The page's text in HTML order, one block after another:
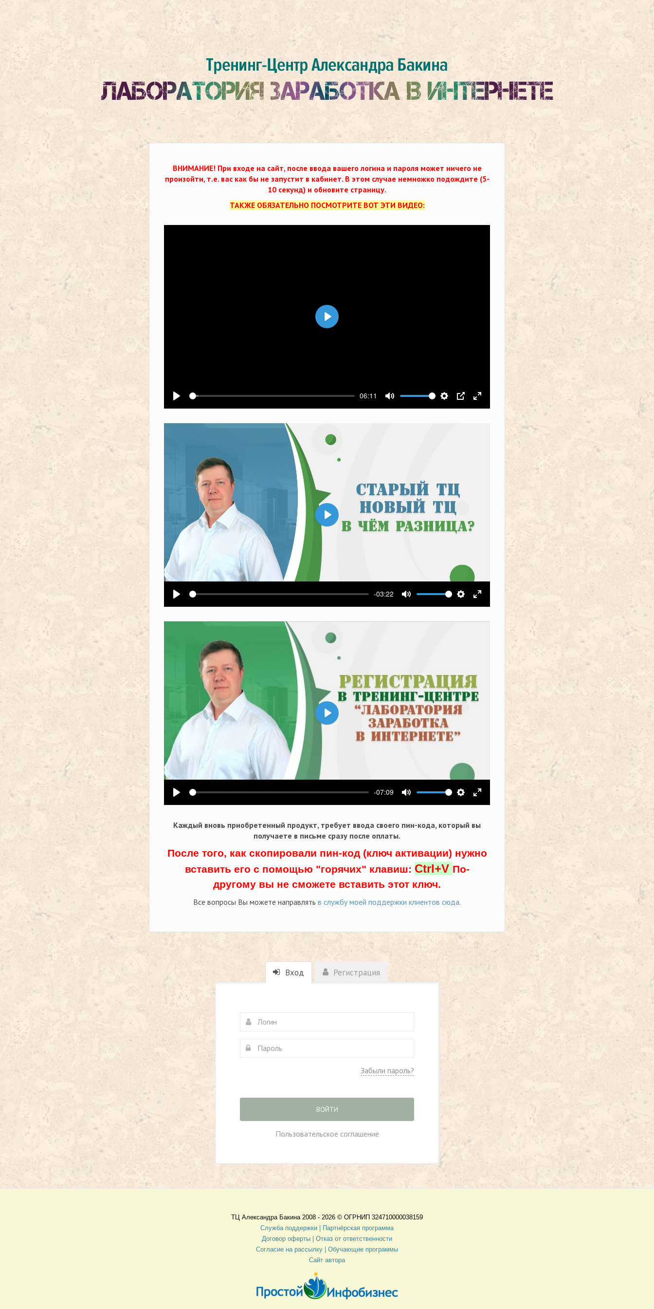
ВНИМАНИЕ! При входе на сайт, после ввода вашего логина и пароля может ничего не
произойти, т.е. вас как бы не запустит в кабинет. В этом случае немножко подождите (5-
10 секунд) и обновите страницу.
ТАКЖЕ ОБЯЗАТЕЛЬНО ПОСМОТРИТЕ ВОТ ЭТИ ВИДЕО:
Воспроизвести
06:11
Выключить звукНастройки
PIP На весь экран
Воспроизвести
Воспроизвести
-03:22
Выключить звукНастройки
На весь экран
Воспроизвести
Воспроизвести
-07:09
Выключить звукНастройки
На весь экран
Воспроизвести
Каждый вновь приобретенный продукт, требует ввода своего пин-кода, который вы
получаете в письме сразу после оплаты.
После того, как скопировали пин-код (ключ активации) нужно
вставить его с помощью "горячих" клавиш: Ctrl+V По-
другому вы не сможете вставить этот ключ.
Все вопросы Вы можете направлять в службу моей поддержки клиентов сюда.
Вход Регистрация
Забыли пароль?
ВОЙТИ
Пользовательское соглашение
ТЦ Александра Бакина 2008 - 2026 © ОГРНИП 324710000038159
Служба поддержки |
Партнёрская программа
Договор оферты
| Отказ от ответственности
Согласие на рассылку | Обучающие программы
Сайт автора